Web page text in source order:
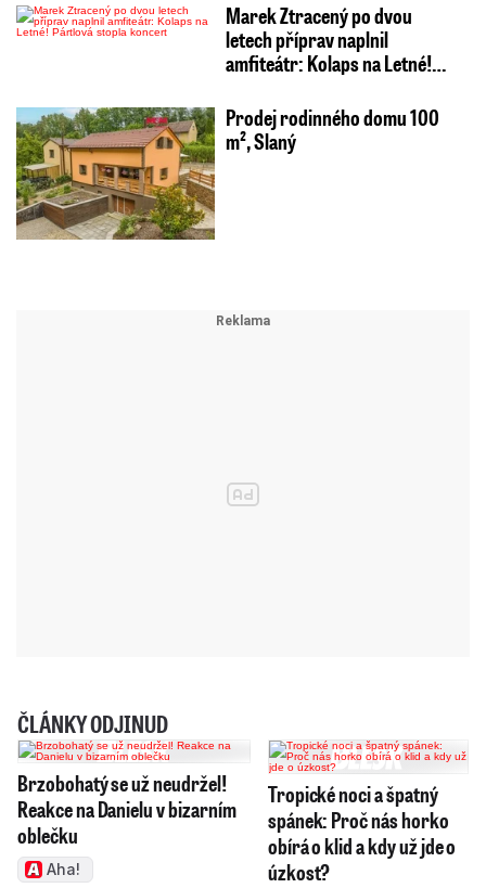
Marek Ztracený po dvou
letech příprav naplnil
amfiteátr: Kolaps na Letné!…
Prodej rodinného domu 100
m², Slaný
ČLÁNKY ODJINUD
Brzobohatý se už neudržel!
Reakce na Danielu v bizarním
oblečku
Aha!
Tropické noci a špatný
spánek: Proč nás horko
obírá o klid a kdy už jde o
úzkost?